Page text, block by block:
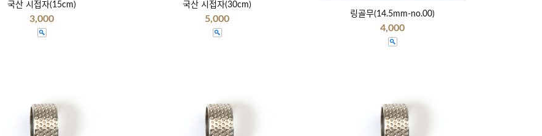
국산 시접자(15cm)
3,000
국산 시접자(30cm)
5,000 링골무(14.5mm-no.00)
4,000